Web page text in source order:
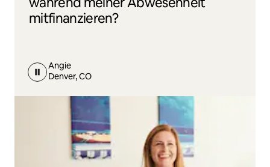
mitfinanzieren?
Angie
Denver, CO